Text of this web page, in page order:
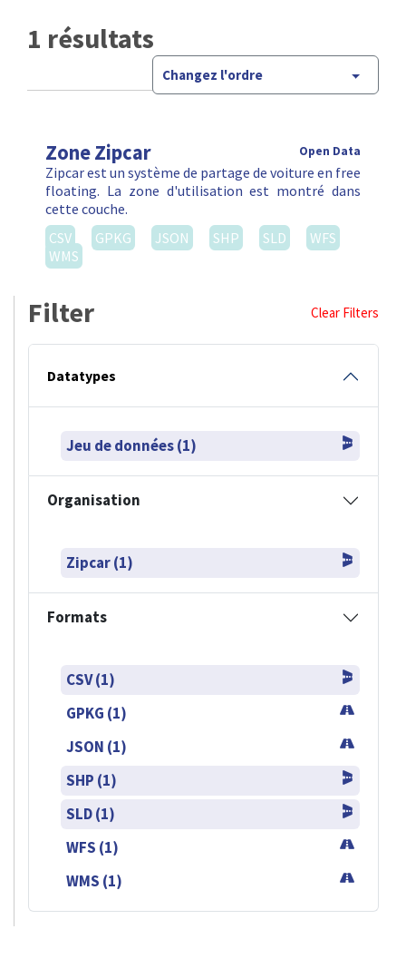
1 résultats
Changez l'ordre
Zone Zipcar Open Data
Zipcar est un système de partage de voiture en free
floating. La zone d'utilisation est montré dans
cette couche.
CSV
GPKG JSON SHP SLD
WFS
WMS
Filter Clear Filters
Datatypes
Jeu de données (1)
Organisation
Zipcar (1)
Formats
CSV (1)
GPKG (1)
JSON (1)
SHP (1)
SLD (1)
WFS (1)
WMS (1)